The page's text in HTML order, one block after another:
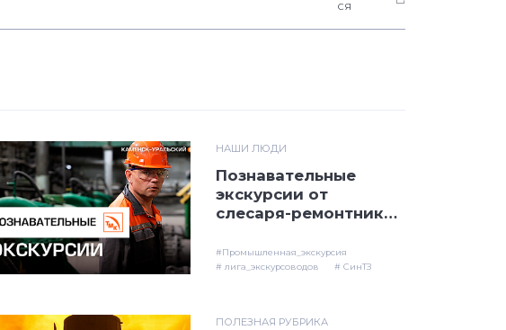
СЯ
НАШИ ЛЮДИ
Познавательные
экскурсии от
слесаря-ремонтника
#Промышленная_экскурсия
# лига_экскурсоводов
# СинТЗ
ПОЛЕЗНАЯ РУБРИКА